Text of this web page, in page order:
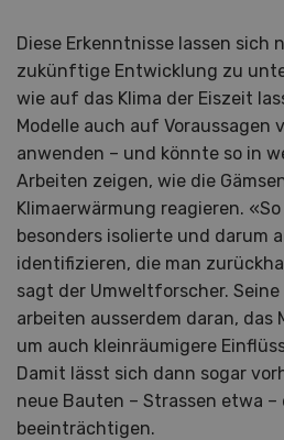
Diese Erkenntnisse lassen sich
zukünftige Entwicklung zu
wie auf das Klima der Eiszeit
Modelle auch auf Voraussagen
anwenden – und könnte so in
Arbeiten zeigen, wie die
Klimaerwärmung reagieren.
besonders isolierte und darum
identifizieren, die man
sagt der Umweltforscher.
arbeiten ausserdem daran, das
um auch kleinräumigere
Damit lässt sich dann sogar
neue Bauten – Strassen etwa –
beeinträchtigen.